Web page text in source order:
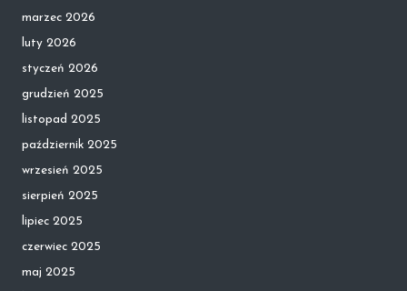
marzec 2026
luty 2026
styczeń 2026
grudzień 2025
listopad 2025
październik 2025
wrzesień 2025
sierpień 2025
lipiec 2025
czerwiec 2025
maj 2025